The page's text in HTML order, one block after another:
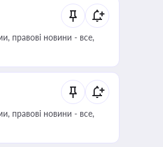
правові новини - все,
правові новини - все,